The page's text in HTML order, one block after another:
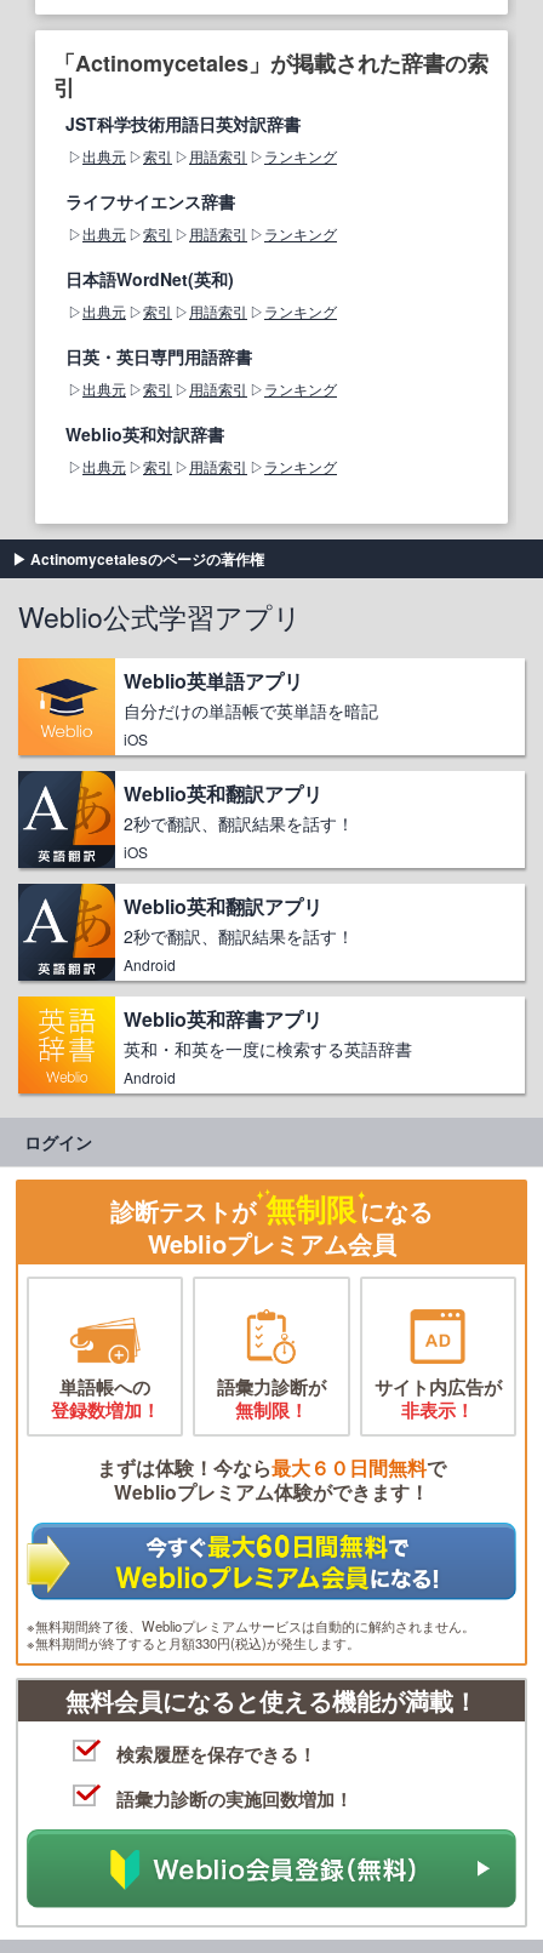
「Actinomycetales」が掲載された辞書の索
引
JST科学技術用語日英対訳辞書
出典元 索引 用語索引 ランキング
ライフサイエンス辞書
出典元 索引 用語索引 ランキング
日本語WordNet(英和)
出典元 索引 用語索引 ランキング
日英・英日専門用語辞書
出典元 索引 用語索引 ランキング
Weblio英和対訳辞書
出典元 索引 用語索引 ランキング
Actinomycetalesのページの著作権
Weblio公式学習アプリ
Weblio英単語アプリ
自分だけの単語帳で英単語を暗記
iOS
Weblio英和翻訳アプリ
2秒で翻訳、翻訳結果を話す！
iOS
Weblio英和翻訳アプリ
2秒で翻訳、翻訳結果を話す！
Android
Weblio英和辞書アプリ
英和・和英を一度に検索する英語辞書
Android
ログイン
診断テストが 無制限になる
Weblioプレミアム会員
単語帳への
登録数増加！
語彙力診断が
無制限！
サイト内広告が
非表示！
まずは体験！今なら最大６０日間無料で
Weblioプレミアム体験ができます！
※無料期間終了後、Weblioプレミアムサービスは自動的に解約されません。
※無料期間が終了すると月額330円(税込)が発生します。
無料会員になると使える機能が満載！
検索履歴を保存できる！
語彙力診断の実施回数増加！